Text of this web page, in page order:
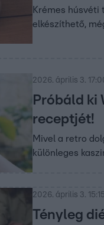
Krémes húsvéti
elkészíthető,
2026. április 3.
Próbáld ki
receptjét!
Mivel a retro
különleges
2026. április 3. 15:15
Tényleg